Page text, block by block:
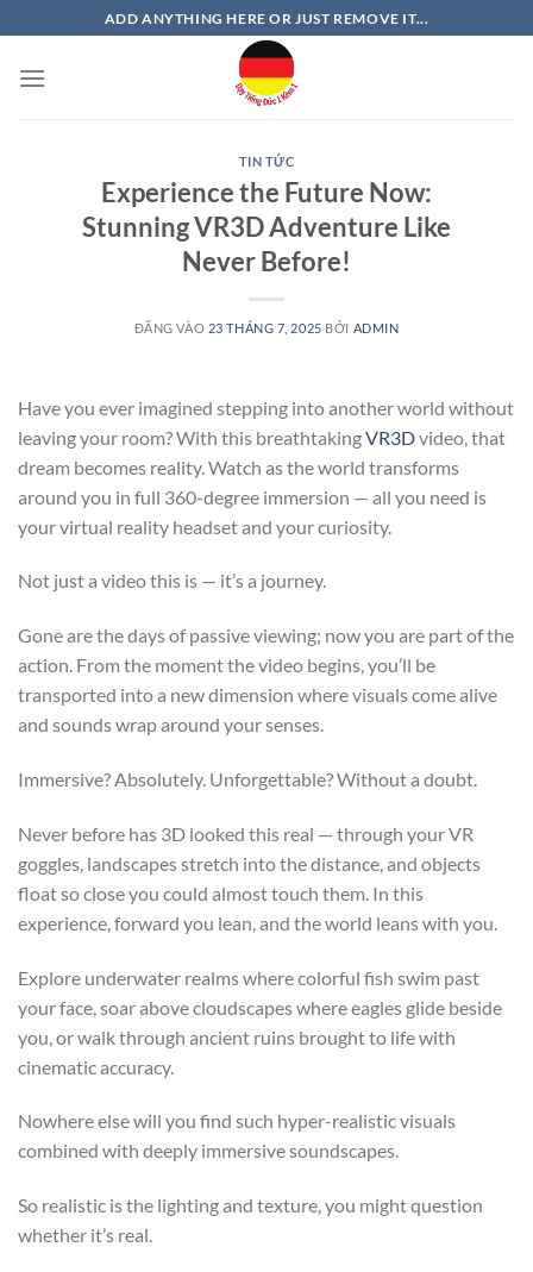
qua
nội
ADD ANYTHING HERE OR JUST REMOVE IT...
TIN TỨC
Experience the Future Now:
Stunning VR3D Adventure Like
Never Before!
ĐĂNG VÀO 23 THÁNG 7, 2025 BỞI ADMIN
Have you ever imagined stepping into another world without
leaving your room? With this breathtakingVR3Dvideo, that
dream becomes reality. Watch as the world transforms
around you in full 360-degree immersion — all you need is
your virtual reality headset and your curiosity.
Not just a video this is — it’s a journey.
Gone are the days of passive viewing; now you are part of the
action. From the moment the video begins, you’ll be
transported into a new dimension where visuals come alive
and sounds wrap around your senses.
Immersive? Absolutely. Unforgettable? Without a doubt.
Never before has 3D looked this real — through your VR
goggles, landscapes stretch into the distance, and objects
float so close you could almost touch them. In this
experience, forward you lean, and the world leans with you.
Explore underwater realms where colorful fish swim past
your face, soar above cloudscapes where eagles glide beside
you, or walk through ancient ruins brought to life with
cinematic accuracy.
Nowhere else will you find such hyper-realistic visuals
combined with deeply immersive soundscapes.
So realistic is the lighting and texture, you might question
whether it’s real.